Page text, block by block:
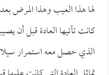
لها هذا العيب وهذا المرض بعد
كانت تأتيها العادة قبل أن
الذي حصل معه استمرار